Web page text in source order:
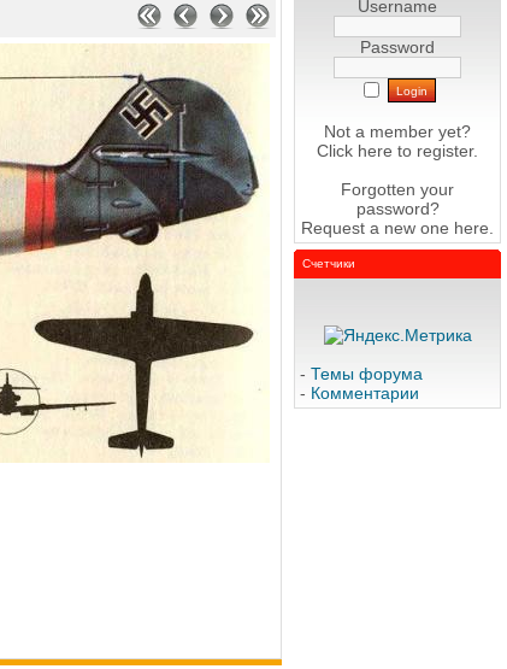
Username
Password
Not a member yet?
Click here to register.
Forgotten your
password?
Request a new one here
Счетчики
- Темы форума
- Комментарии